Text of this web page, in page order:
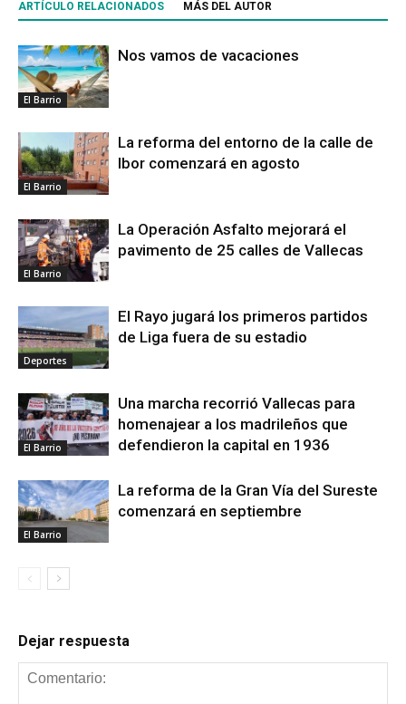
ARTÍCULO RELACIONADOS MÁS DEL AUTOR
El Barrio
Nos vamos de vacaciones
El Barrio
La reforma del entorno de la calle de
Ibor comenzará en agosto
El Barrio
La Operación Asfalto mejorará el
pavimento de 25 calles de Vallecas
Deportes
El Rayo jugará los primeros partidos
de Liga fuera de su estadio
El Barrio
Una marcha recorrió Vallecas para
homenajear a los madrileños que
defendieron la capital en 1936
El Barrio
La reforma de la Gran Vía del Sureste
comenzará en septiembre
Dejar respuesta